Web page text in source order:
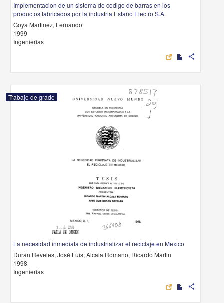
Implementacion de un sistema de codigo de barras en los
productos fabricados por la industria Estaño Electro S.A.
Goya Martinez, Fernando
1999
Ingenierías
share
Trabajo de grado
La necesidad inmediata de industrializar el reciclaje en Mexico
Durán Reveles, José Luis; Alcala Romano, Ricardo Martin
1998
Ingenierías
share